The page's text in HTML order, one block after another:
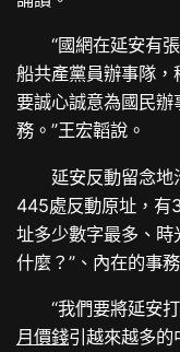
“國網在延安有張
船共產黨員辦事隊
要誠心誠意為國民
務。”王宏韜說。
延安反動留念地
445處反動原址，有
址多少數字最多、時
什麼？”、內在的事
“我們要將延安打
月價錢引越來越多的